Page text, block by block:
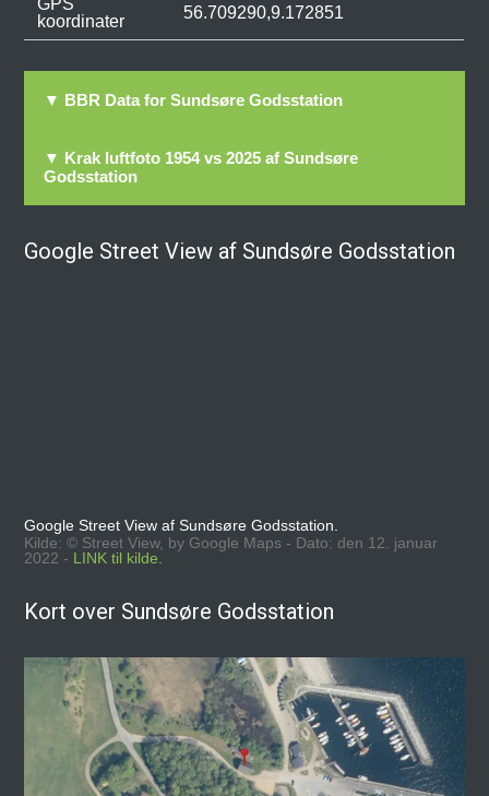
GPS
koordinater
56.709290,9.172851
▼ BBR Data for Sundsøre Godsstation
▼ Krak luftfoto 1954 vs 2025 af Sundsøre
Godsstation
Google Street View af Sundsøre Godsstation
Google Street View af Sundsøre Godsstation.
Kilde: © Street View, by Google Maps - Dato: den 12. januar
2022 - LINK til kilde.
Kort over Sundsøre Godsstation